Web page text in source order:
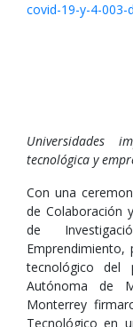
covid-19-y-4-003-
Universidades
tecnológica y
Con una
de Colaboración
de
tecnológico del
Autónoma de
Monterrey
Tecnológico en